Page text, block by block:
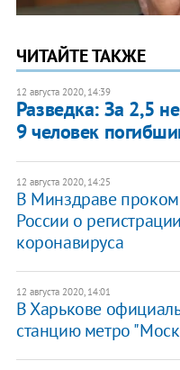
ЧИТАЙТЕ ТАКЖЕ
12 августа 2020, 14:39
Разведка: За 2,5
9 человек
12 августа 2020, 14:25
В Минздраве
России о
коронавируса
12 августа 2020, 14:01
В Харькове
станцию метро